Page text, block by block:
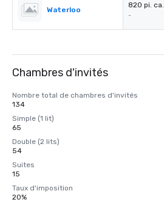
Waterloo
820 pi. ca.
-
Chambres d'invités
Nombre total de chambres d'invités
134
Simple (1 lit)
65
Double (2 lits)
54
Suites
15
Taux d'imposition
20%